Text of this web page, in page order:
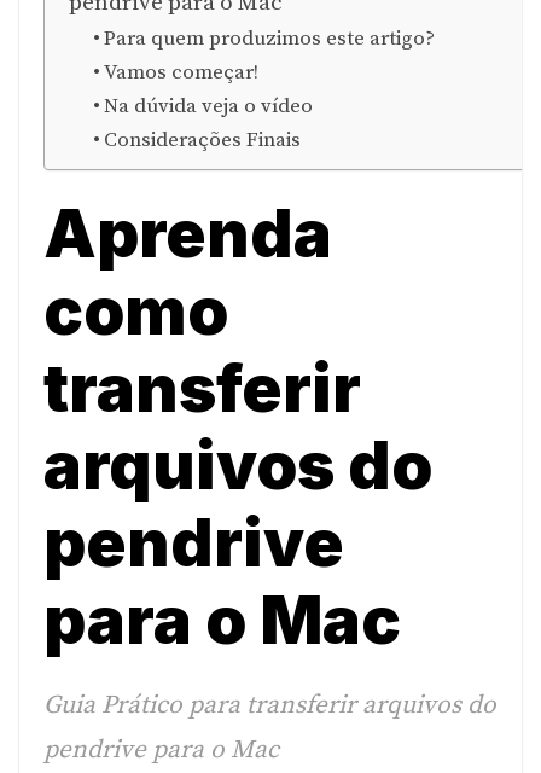
Para quem produzimos este artigo?
Vamos começar!
Na dúvida veja o vídeo
Considerações Finais
Aprenda
como
transferir
arquivos do
pendrive
para o Mac
Guia Prático para transferir arquivos do
pendrive para o Mac